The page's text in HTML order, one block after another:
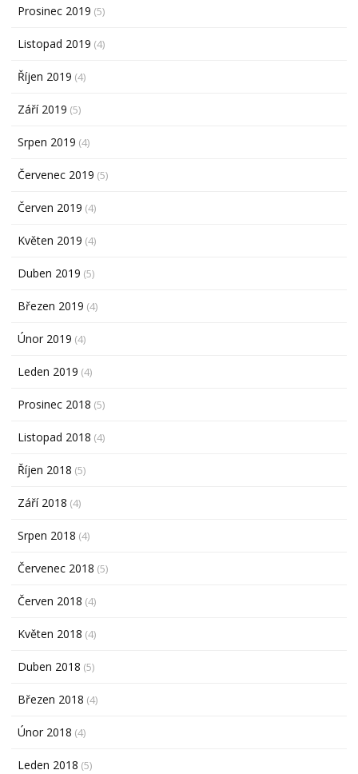
Prosinec 2019 (5)
Listopad 2019 (4)
Říjen 2019 (4)
Září 2019 (5)
Srpen 2019 (4)
Červenec 2019 (5)
Červen 2019 (4)
Květen 2019 (4)
Duben 2019 (5)
Březen 2019 (4)
Únor 2019 (4)
Leden 2019 (4)
Prosinec 2018 (5)
Listopad 2018 (4)
Říjen 2018 (5)
Září 2018 (4)
Srpen 2018 (4)
Červenec 2018 (5)
Červen 2018 (4)
Květen 2018 (4)
Duben 2018 (5)
Březen 2018 (4)
Únor 2018 (4)
Leden 2018 (5)